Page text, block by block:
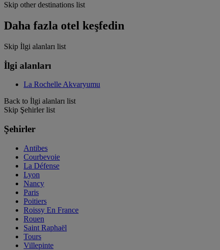
Skip other destinations list
Daha fazla otel keşfedin
Skip İlgi alanları list
İlgi alanları
La Rochelle Akvaryumu
Back to İlgi alanları list
Skip Şehirler list
Şehirler
Antibes
Courbevoie
La Défense
Lyon
Nancy
Paris
Poitiers
Roissy En France
Rouen
Saint Raphaël
Tours
Villepinte